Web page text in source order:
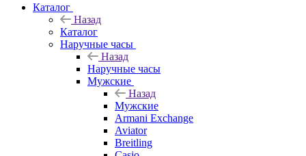
Каталог
Назад
Каталог
Наручные часы
Назад
Наручные часы
Мужские
Назад
Мужские
Armani Exchange
Aviator
Breitling